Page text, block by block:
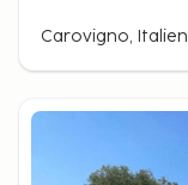
Carovigno, Italien